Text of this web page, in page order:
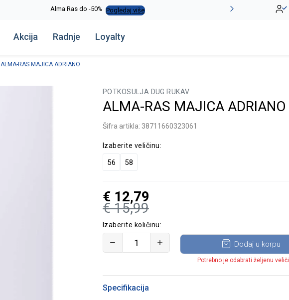
Alma Ras do -50% Pogledaj više
Akcija Radnje Loyalty
ALMA-RAS MAJICA ADRIANO
POTKOSULJA DUG RUKAV
ALMA-RAS MAJICA ADRIANO
Šifra artikla: 38711660323061
Izaberite veličinu:
56 58
€ 15,99
€ 12,79
Izaberite količinu:
Dodaj u korpu
Potrebno je odabrati željenu
Specifikacija